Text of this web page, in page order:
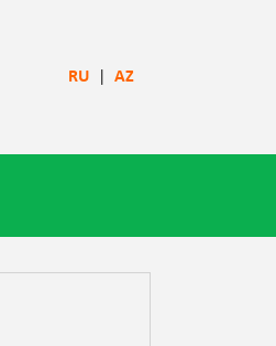
RU| AZ